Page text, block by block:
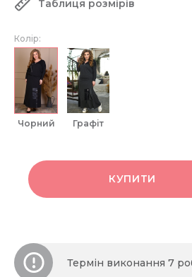
Таблиця розмірів
Колір:
чорний графіт
КУПИТИ
Термін виконання 7